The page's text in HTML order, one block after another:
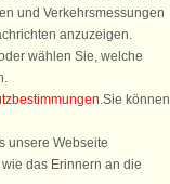
Gewinnspiele und
und Verkehrsmessungen
anzuzeigen.
wählen Sie, welche
.Sie können
unsere Webseite
das Erinnern an die